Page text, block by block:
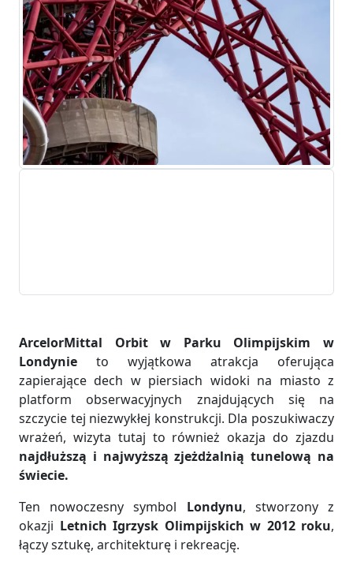
ArcelorMittal Orbit w Parku Olimpijskim w
Londynie to wyjątkowa atrakcja oferująca
zapierające dech w piersiach widoki na miasto z
platform obserwacyjnych znajdujących się na
szczycie tej niezwykłej konstrukcji. Dla poszukiwaczy
wrażeń, wizyta tutaj to również okazja do zjazdu
najdłuższą i najwyższą zjeżdżalnią tunelową na
świecie.
Ten nowoczesny symbol Londynu, stworzony z
okazji Letnich Igrzysk Olimpijskich w 2012 roku,
łączy sztukę, architekturę i rekreację.